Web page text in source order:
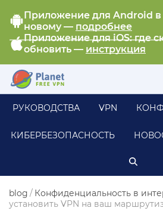
Приложение для Android
новому — подробнее
Приложение для iOS: где
обновить — инструкция
РУКОВОДСТВА VPN
КИБЕРБЕЗОПАСНОСТЬ
blog / Конфиденциальность в
установить VPN на ваш